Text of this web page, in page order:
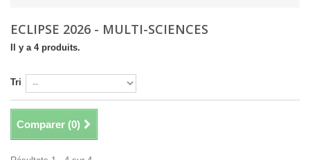
ECLIPSE 2026 - MULTI-SCIENCES
Il y a 4 produits.
Tri
Comparer (0)